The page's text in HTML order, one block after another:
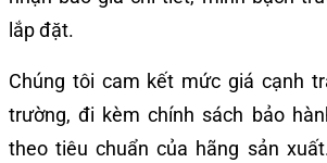
lắp đặt.
Chúng tôi cam kết mức giá cạnh
trường, đi kèm chính sách bảo
theo tiêu chuẩn của hãng sản